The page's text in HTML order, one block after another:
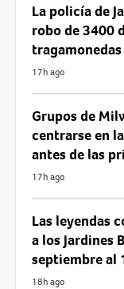
La policía de
robo de 3400
tragamonedas
17h ago
Grupos de
centrarse en
antes de las
17h ago
Las leyendas
a los Jardines
septiembre al
18h ago